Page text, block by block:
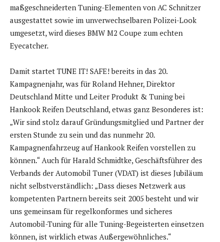
maßgeschneiderten Tuning-Elementen von AC Schnitzer
ausgestattet sowie im unverwechselbaren Polizei-Look
umgesetzt, wird dieses BMW M2 Coupe zum echten
Eyecatcher.
Damit startet TUNE IT! SAFE! bereits in das 20.
Kampagnenjahr, was für Roland Hehner, Direktor
Deutschland Mitte und Leiter Produkt & Tuning bei
Hankook Reifen Deutschland, etwas ganz Besonderes ist:
„Wir sind stolz darauf Gründungsmitglied und Partner der
ersten Stunde zu sein und das nunmehr 20.
Kampagnenfahrzeug auf Hankook Reifen vorstellen zu
können.“ Auch für Harald Schmidtke, Geschäftsführer des
Verbands der Automobil Tuner (VDAT) ist dieses Jubiläum
nicht selbstverständlich: „Dass dieses Netzwerk aus
kompetenten Partnern bereits seit 2005 besteht und wir
uns gemeinsam für regelkonformes und sicheres
Automobil-Tuning für alle Tuning-Begeisterten einsetzen
können, ist wirklich etwas Außergewöhnliches.“